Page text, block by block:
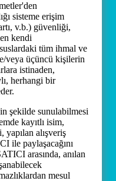
sisteme erişim
v.b.) güvenliği,
kendi
tüm ihmal ve
veya üçüncü kişilerin
istinaden,
herhangi bir
şekilde sunulabilmesi
kayıtlı isim,
yapılan alışveriş
ile paylaşacağını
arasında, anılan
mesul